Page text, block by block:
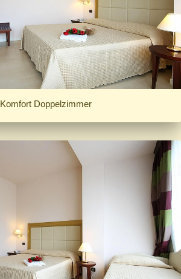
Komfort Doppelzimmer